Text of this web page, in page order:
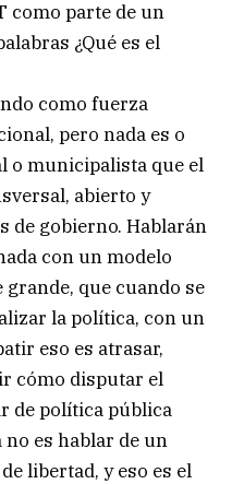
como parte de un
¿Qué es el
como fuerza
pero nada es o
o municipalista que el
abierto y
de gobierno. Hablarán
con un modelo
que cuando se
la política, con un
eso es atrasar,
cómo disputar el
de política pública
es hablar de un
libertad, y eso es el